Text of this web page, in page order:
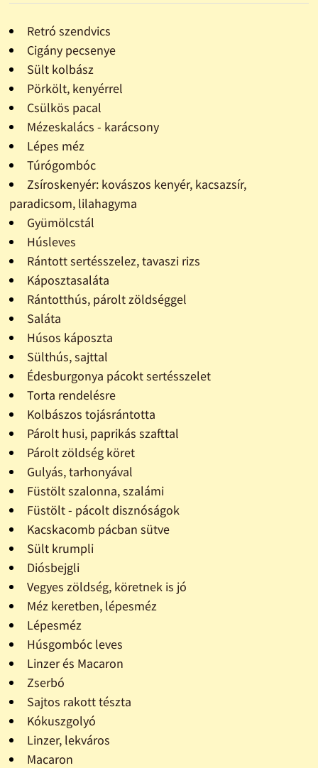
Retró szendvics
Cigány pecsenye
Sült kolbász
Pörkölt, kenyérrel
Csülkös pacal
Mézeskalács - karácsony
Lépes méz
Túrógombóc
Zsíroskenyér: kovászos kenyér, kacsazsír,
paradicsom, lilahagyma
Gyümölcstál
Húsleves
Rántott sertésszelez, tavaszi rizs
Káposztasaláta
Rántotthús, párolt zöldséggel
Saláta
Húsos káposzta
Sülthús, sajttal
Édesburgonya pácokt sertésszelet
Torta rendelésre
Kolbászos tojásrántotta
Párolt husi, paprikás szafttal
Párolt zöldség köret
Gulyás, tarhonyával
Füstölt szalonna, szalámi
Füstölt - pácolt disznóságok
Kacskacomb pácban sütve
Sült krumpli
Diósbejgli
Vegyes zöldség, köretnek is jó
Méz keretben, lépesméz
Lépesméz
Húsgombóc leves
Linzer és Macaron
Zserbó
Sajtos rakott tészta
Kókuszgolyó
Linzer, lekváros
Macaron